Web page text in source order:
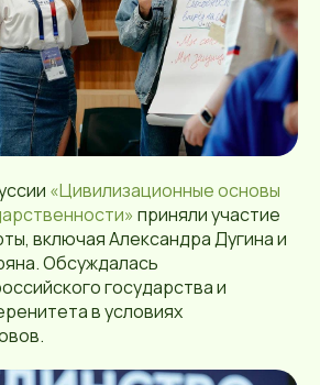
«Цивилизационные основы
приняли участие
включая Александра Дугина и
Обсуждалась
государства и
в условиях